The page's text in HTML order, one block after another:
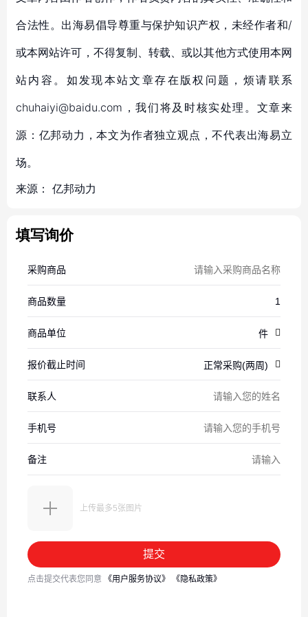
合法性。出海易倡导尊重与保护知识产权，未经作者和/
或本网站许可，不得复制、转载、或以其他方式使用本网
站内容。如发现本站文章存在版权问题，烦请联系
chuhaiyi@baidu.com，我们将及时核实处理。文章来
源：亿邦动力，本文为作者独立观点，不代表出海易立
场。
来源： 亿邦动力
填写询价